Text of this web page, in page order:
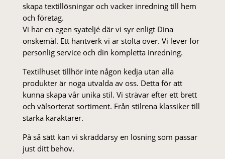
skapa textillösningar och vacker inredning till hem
och företag.
Vi har en egen syateljé där vi syr enligt Dina
önskemål. Ett hantverk vi är stolta över. Vi lever för
personlig service och din kompletta inredning.
Textilhuset tillhör inte någon kedja utan alla
produkter är noga utvalda av oss. Detta för att
kunna skapa vår unika stil. Vi strä­var efter ett brett
och välsorterat sor­ti­ment. Från stil­rena klas­siker till
starka karaktärer.
På så sätt kan vi skräddarsy en lösning som passar
just ditt behov.